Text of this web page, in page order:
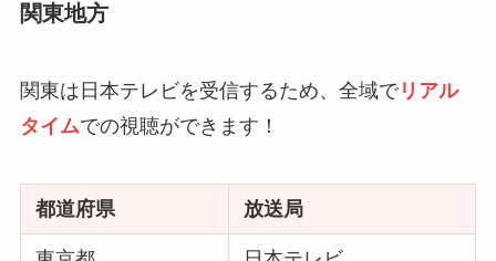
関東地方
関東は日本テレビを受信するため、全域でリアル
タイムでの視聴ができます！
都道府県 放送局